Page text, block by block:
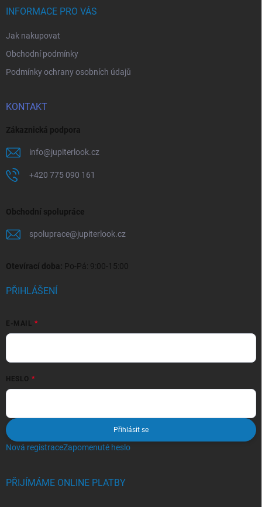
INFORMACE PRO VÁS
Jak nakupovat
Obchodní podmínky
Podmínky ochrany osobních údajů
KONTAKT
Zákaznická podpora
info@jupiterlook.cz
+420 775 090 161
Obchodní spolupráce
spoluprace@jupiterlook.cz
Otevírací doba: Po-Pá: 9:00-15:00
PŘIHLÁŠENÍ
E-MAIL
HESLO
Přihlásit se
Nová registraceZapomenuté heslo
PŘIJÍMÁME ONLINE PLATBY